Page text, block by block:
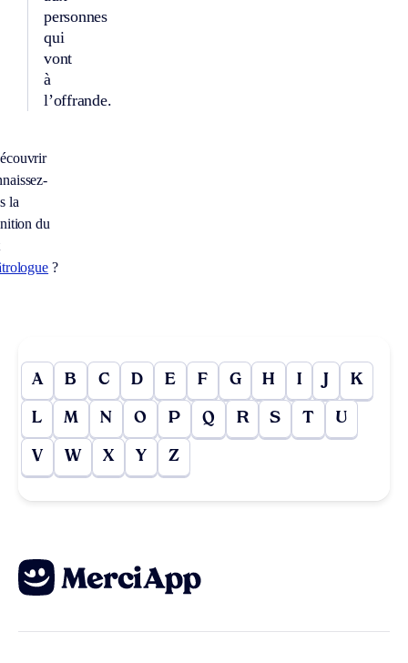
personnes
qui
vont
à
l’offrande.
la
du
?
A B C D E F G H I J K
L M N O P Q R S T U
V W X Y Z